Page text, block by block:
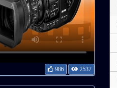
986 2537